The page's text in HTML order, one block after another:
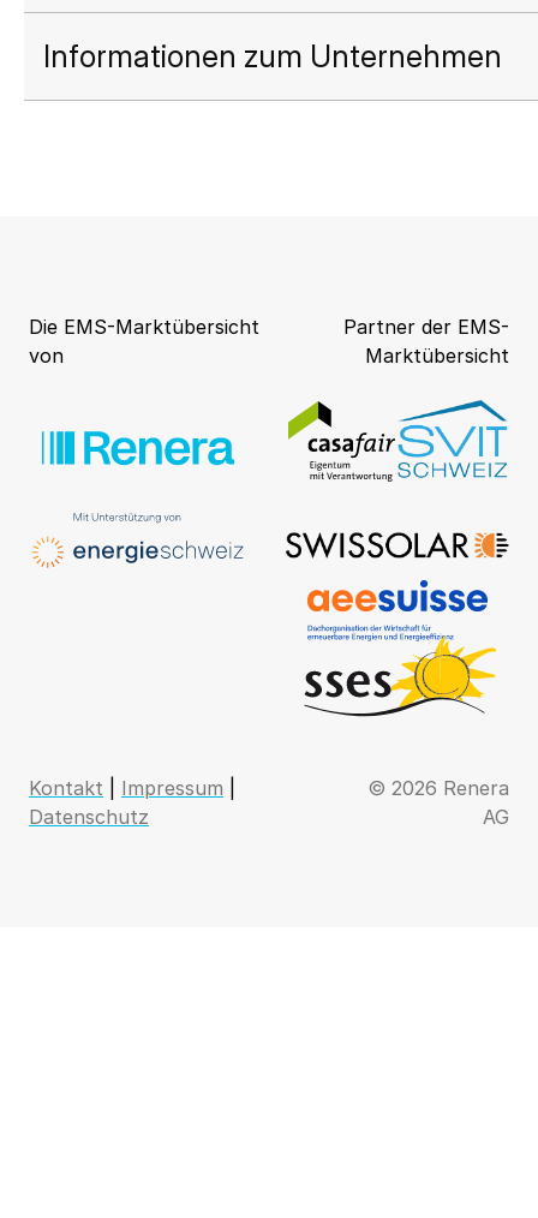
Informationen zum Unternehmen
Die EMS-Marktübersicht
von
Partner der EMS-
Marktübersicht
Kontakt Impressum
Datenschutz
© 2026 Renera
AG